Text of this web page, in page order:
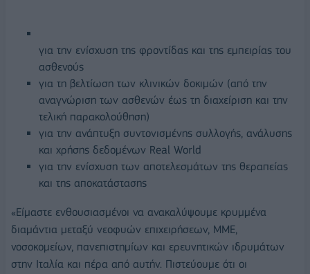
για την ενίσχυση της φροντίδας και της εμπειρίας του
ασθενούς
για τη βελτίωση των κλινικών δοκιμών (από την
αναγνώριση των ασθενών έως τη διαχείριση και την
τελική παρακολούθηση)
για την ανάπτυξη συντονισμένης συλλογής, ανάλυσης
και χρήσης δεδομένων Real World
για την ενίσχυση των αποτελεσμάτων της θεραπείας
και της αποκατάστασης
«Είμαστε ενθουσιασμένοι να ανακαλύψουμε κρυμμένα
διαμάντια μεταξύ νεοφυών επιχειρήσεων, ΜΜΕ,
νοσοκομείων, πανεπιστημίων και ερευνητικών ιδρυμάτων
στην Ιταλία και πέρα από αυτήν. Πιστεύουμε ότι οι